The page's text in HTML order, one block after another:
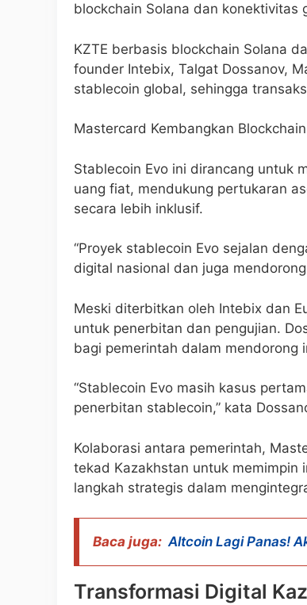
blockchain Solana dan konektivitas
KZTE berbasis blockchain Solana
founder Intebix, Talgat Dossanov,
stablecoin global, sehingga
Mastercard Kembangkan
Stablecoin Evo ini dirancang untuk
uang fiat, mendukung pertukaran
secara lebih inklusif.
“Proyek stablecoin Evo sejalan
digital nasional dan juga
Meski diterbitkan oleh Intebix dan
untuk penerbitan dan pengujian.
bagi pemerintah dalam mendorong
“Stablecoin Evo masih kasus
penerbitan stablecoin,” kata
Kolaborasi antara pemerintah,
tekad Kazakhstan untuk memimpin
langkah strategis dalam
Baca juga: Altcoin Lagi Panas!
Transformasi Digital